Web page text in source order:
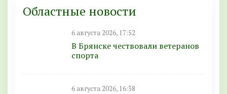
Областные новости
6 августа 2026, 17:52
В Брянске чествовали ветеранов
спорта
6 августа 2026, 16:38